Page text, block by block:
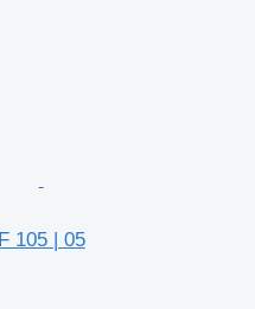
105 | 05